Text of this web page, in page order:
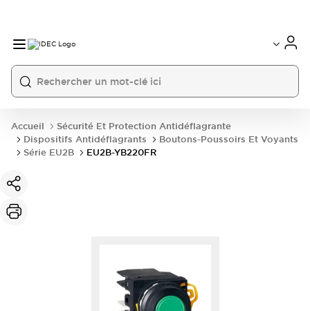
Accueil
Sécurité Et Protection Antidéflagrante
Dispositifs Antidéflagrants
Boutons-Poussoirs Et Voyants
Série EU2B
EU2B-YB220FR